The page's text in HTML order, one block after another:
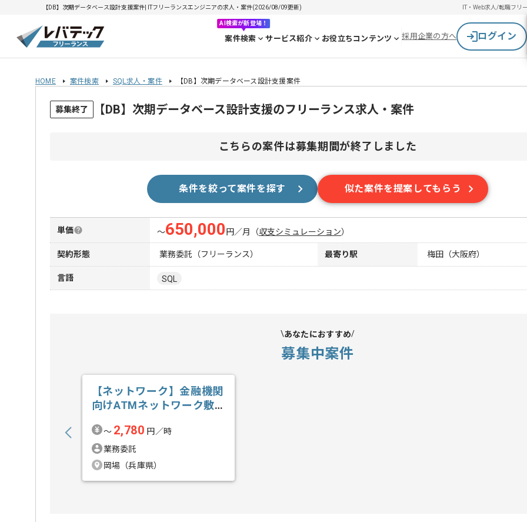
【DB】次期データベース設計支援案件| ITフリーランスエンジニアの求人・案件(2026/08/09更新) IT・Web求人/転職フリ
AI検索が新登場！
案件検索 サービス紹介 お役立ちコンテンツ 採用企業の方へ ログイン
HOME 案件検索 SQL求人・案件 【DB】次期データベース設計支援案件
募集終了 【DB】次期データベース設計支援のフリーランス求人・案件
こちらの案件は募集期間が終了しました
条件を絞って案件を探す 似た案件を提案してもらう
単価 〜650,000 円／月 （収支シミュレーション）
契約形態 業務委託（フリーランス） 最寄り駅 梅田（大阪府）
言語 SQL
あなたにおすすめ
募集中案件
【ネットワーク】金融機関
向けATMネットワーク敷
〜 2,780 円／時
業務委託
岡場（兵庫県）